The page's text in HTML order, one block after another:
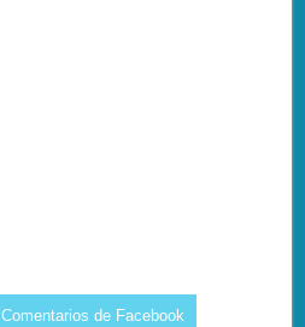
Comentarios de Facebook